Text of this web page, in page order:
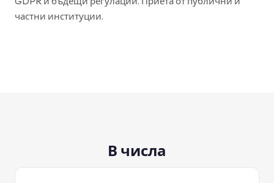
частни институции.
В числа